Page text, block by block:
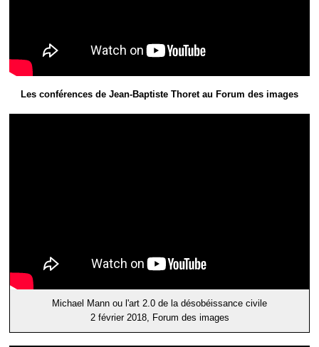
Les conférences de Jean-Baptiste Thoret au Forum des images
Michael Mann ou l'art 2.0 de la désobéissance civile
2 février 2018, Forum des images